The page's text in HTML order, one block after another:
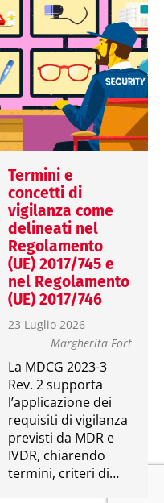
Termini e
concetti di
vigilanza come
delineati nel
Regolamento
(UE) 2017/745 e
nel Regolamento
(UE) 2017/746
23 Luglio 2026
Margherita Fort
La MDCG 2023-3
Rev. 2 supporta
l’applicazione dei
requisiti di vigilanza
previsti da MDR e
IVDR, chiarendo
termini, criteri di…